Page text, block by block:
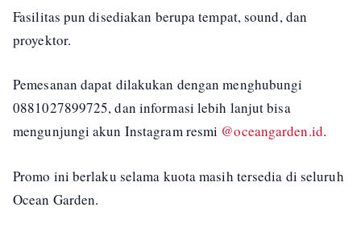
Fasilitas pun disediakan berupa tempat, sound, dan
proyektor.
Pemesanan dapat dilakukan dengan menghubungi
0881027899725, dan informasi lebih lanjut bisa
mengunjungi akun Instagram resmi @oceangarden.id.
Promo ini berlaku selama kuota masih tersedia di seluruh
Ocean Garden.